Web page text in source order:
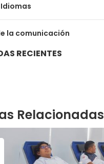
la comunicación
Universitaria
RECIENTES
Relacionadas